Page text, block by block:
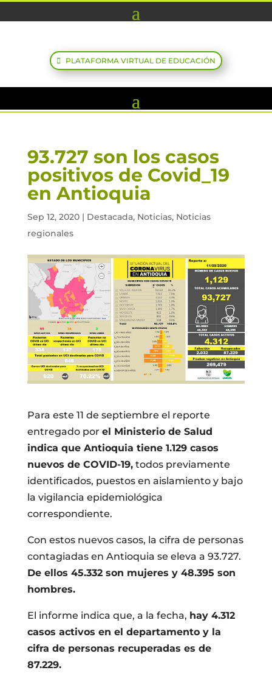
PLATAFORMA VIRTUAL DE EDUCACIÓN
93.727 son los casos
positivos de Covid_19
en Antioquia
Sep 12, 2020| Destacada, Noticias, Noticias
regionales
Para este 11 de septiembre el reporte
entregado por el Ministerio de Salud
indica que Antioquia tiene 1.129 casos
nuevos de COVID-19,todos previamente
identificados, puestos en aislamiento y bajo
la vigilancia epidemiológica
correspondiente.
Con estos nuevos casos, la cifra de personas
contagiadas en Antioquia se eleva a 93.727.
De ellos 45.332 son mujeres y 48.395 son
hombres.
El informe indica que, a la fecha, hay 4.312
casos activos en el departamento y la
cifra de personas recuperadas es de
87.229.